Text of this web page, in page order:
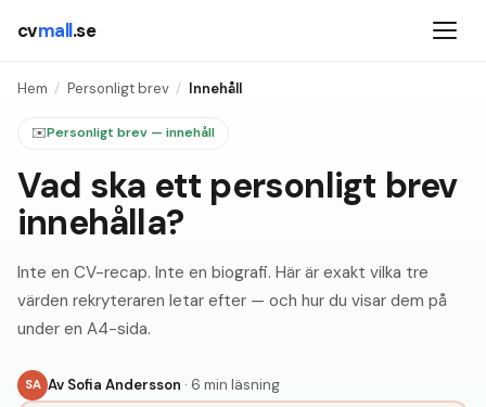
cvmall.se
Hem / Personligt brev / Innehåll
✉️Personligt brev — innehåll
Vad ska ett personligt brev
innehålla?
Inte en CV-recap. Inte en biografi. Här är exakt vilka tre
värden rekryteraren letar efter — och hur du visar dem på
under en A4-sida.
SA Av Sofia Andersson · 6 min läsning